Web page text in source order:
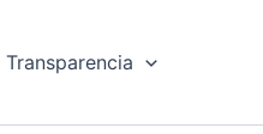
Transparencia